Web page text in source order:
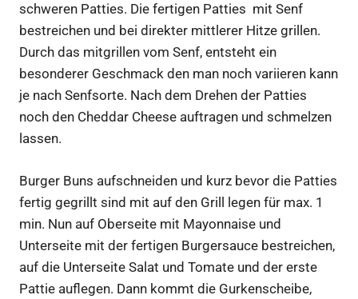
schweren Patties. Die fertigen Patties mit Senf
bestreichen und bei direkter mittlerer Hitze grillen.
Durch das mitgrillen vom Senf, entsteht ein
besonderer Geschmack den man noch variieren kann
je nach Senfsorte. Nach dem Drehen der Patties
noch den Cheddar Cheese auftragen und schmelzen
lassen.
Burger Buns aufschneiden und kurz bevor die Patties
fertig gegrillt sind mit auf den Grill legen für max. 1
min. Nun auf Oberseite mit Mayonnaise und
Unterseite mit der fertigen Burgersauce bestreichen,
auf die Unterseite Salat und Tomate und der erste
Pattie auflegen. Dann kommt die Gurkenscheibe,